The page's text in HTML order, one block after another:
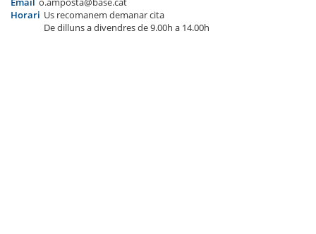
Horari Us recomanem demanar cita
De dilluns a divendres de 9.00h a 14.00h